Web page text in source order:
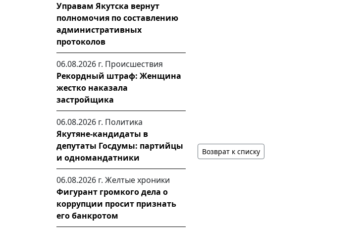
Управам Якутска вернут
полномочия по составлению
административных
протоколов
06.08.2026 г. Происшествия
Рекордный штраф: Женщина
жестко наказала
застройщика
06.08.2026 г. Политика
Якутяне-кандидаты в
депутаты Госдумы: партийцы
и одномандатники
06.08.2026 г. Желтые хроники
Фигурант громкого дела о
коррупции просит признать
его банкротом
Возврат к списку